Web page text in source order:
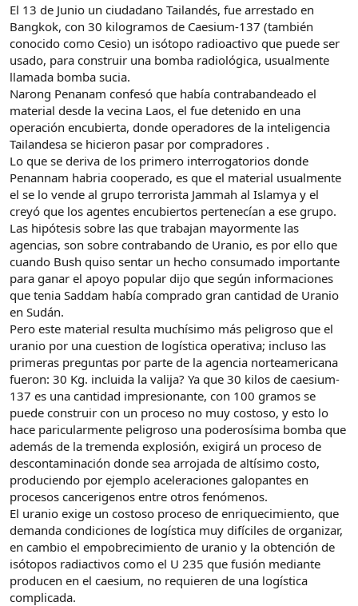
El 13 de Junio un ciudadano Tailandés, fue arrestado en
Bangkok, con 30 kilogramos de Caesium-137 (también
conocido como Cesio) un isótopo radioactivo que puede ser
usado, para construir una bomba radiológica, usualmente
llamada bomba sucia.
Narong Penanam confesó que había contrabandeado el
material desde la vecina Laos, el fue detenido en una
operación encubierta, donde operadores de la inteligencia
Tailandesa se hicieron pasar por compradores .
Lo que se deriva de los primero interrogatorios donde
Penannam habria cooperado, es que el material usualmente
el se lo vende al grupo terrorista Jammah al Islamya y el
creyó que los agentes encubiertos pertenecían a ese grupo.
Las hipótesis sobre las que trabajan mayormente las
agencias, son sobre contrabando de Uranio, es por ello que
cuando Bush quiso sentar un hecho consumado importante
para ganar el apoyo popular dijo que según informaciones
que tenia Saddam había comprado gran cantidad de Uranio
en Sudán.
Pero este material resulta muchísimo más peligroso que el
uranio por una cuestion de logística operativa; incluso las
primeras preguntas por parte de la agencia norteamericana
fueron: 30 Kg. incluida la valija? Ya que 30 kilos de caesium-
137 es una cantidad impresionante, con 100 gramos se
puede construir con un proceso no muy costoso, y esto lo
hace paricularmente peligroso una poderosísima bomba que
además de la tremenda explosión, exigirá un proceso de
descontaminación donde sea arrojada de altísimo costo,
produciendo por ejemplo aceleraciones galopantes en
procesos cancerigenos entre otros fenómenos.
El uranio exige un costoso proceso de enriquecimiento, que
demanda condiciones de logística muy difíciles de organizar,
en cambio el empobrecimiento de uranio y la obtención de
isótopos radiactivos como el U 235 que fusión mediante
producen en el caesium, no requieren de una logística
complicada.